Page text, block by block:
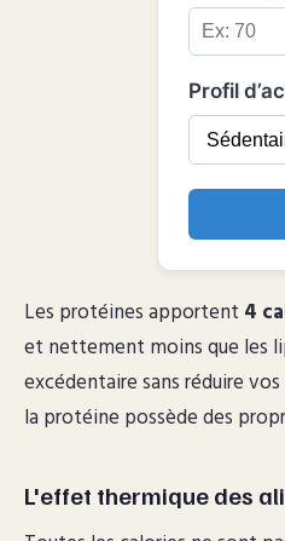
Profil
Les protéines apportent 4
et nettement moins que les
excédentaire sans réduire
la protéine possède des
L'effet thermique des